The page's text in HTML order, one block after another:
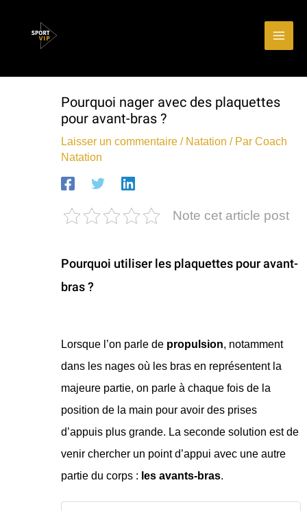
Pourquoi nager avec des plaquettes
pour avant-bras ?
Laisser un commentaire / Natation / Par Coach
Natation
Note cet article post
Pourquoi utiliser les plaquettes pour avant-
bras ?
Lorsque l’on parle de propulsion, notamment
dans les nages où les bras en représentent la
majeure partie, on parle à chaque fois de la
position de la main pour avoir des prises
d’appuis plus grande. La seconde solution est de
venir chercher un point d’appui avec une autre
partie du corps : les avants-bras.